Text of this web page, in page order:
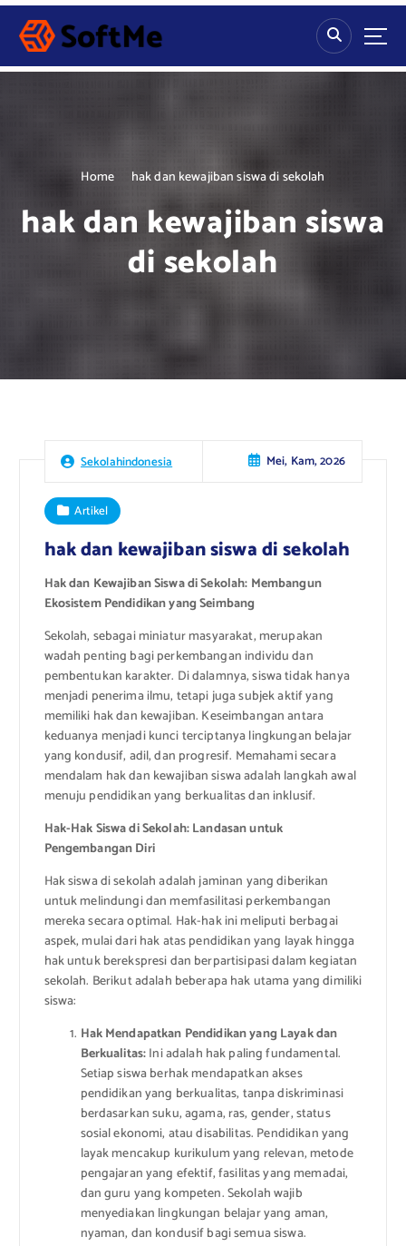
S
p
Home hak dan kewajiban siswa di sekolah
hak dan kewajiban siswa
di sekolah
Sekolahindonesia Mei, Kam, 2026
Artikel
hak dan kewajiban siswa di sekolah
Hak dan Kewajiban Siswa di Sekolah: Membangun
Ekosistem Pendidikan yang Seimbang
Sekolah, sebagai miniatur masyarakat, merupakan
wadah penting bagi perkembangan individu dan
pembentukan karakter. Di dalamnya, siswa tidak hanya
menjadi penerima ilmu, tetapi juga subjek aktif yang
memiliki hak dan kewajiban. Keseimbangan antara
keduanya menjadi kunci terciptanya lingkungan belajar
yang kondusif, adil, dan progresif. Memahami secara
mendalam hak dan kewajiban siswa adalah langkah awal
menuju pendidikan yang berkualitas dan inklusif.
Hak-Hak Siswa di Sekolah: Landasan untuk
Pengembangan Diri
Hak siswa di sekolah adalah jaminan yang diberikan
untuk melindungi dan memfasilitasi perkembangan
mereka secara optimal. Hak-hak ini meliputi berbagai
aspek, mulai dari hak atas pendidikan yang layak hingga
hak untuk berekspresi dan berpartisipasi dalam kegiatan
sekolah. Berikut adalah beberapa hak utama yang dimiliki
siswa:
Hak Mendapatkan Pendidikan yang Layak dan
Berkualitas:Ini adalah hak paling fundamental.
Setiap siswa berhak mendapatkan akses
pendidikan yang berkualitas, tanpa diskriminasi
berdasarkan suku, agama, ras, gender, status
sosial ekonomi, atau disabilitas. Pendidikan yang
layak mencakup kurikulum yang relevan, metode
pengajaran yang efektif, fasilitas yang memadai,
dan guru yang kompeten. Sekolah wajib
menyediakan lingkungan belajar yang aman,
nyaman, dan kondusif bagi semua siswa.